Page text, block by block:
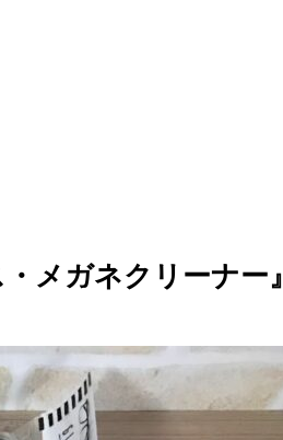
メガネクリーナー』